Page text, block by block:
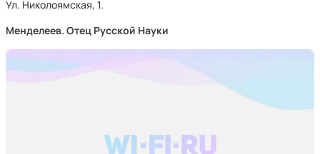
Ул. Николоямская, 1.
Менделеев. Отец Русской Науки